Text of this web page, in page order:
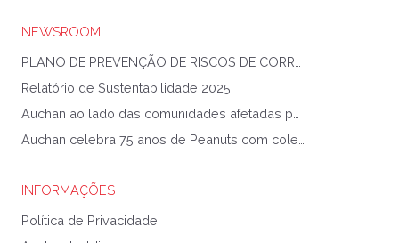
NEWSROOM
Relatório de Sustentabilidade 2025
INFORMAÇÕES
Política de Privacidade